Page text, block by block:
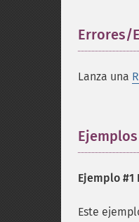
Errores/
Lanza una
Ejemplos
Ejemplo #1
Este